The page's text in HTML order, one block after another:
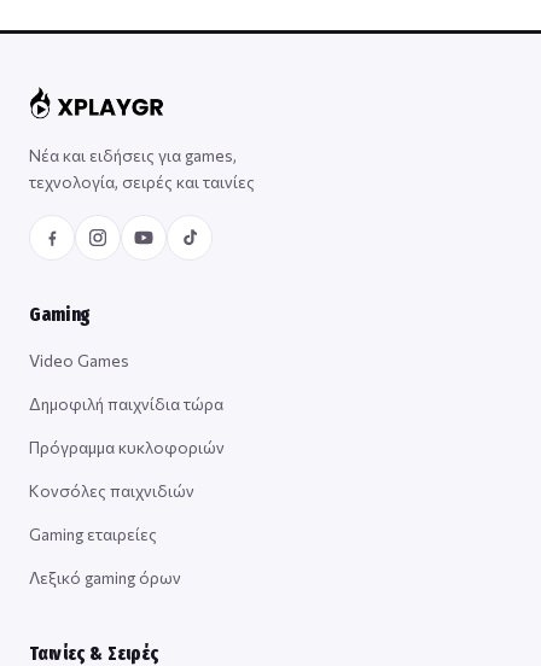
Νέα και ειδήσεις για games,
τεχνολογία, σειρές και ταινίες
Gaming
Video Games
Δημοφιλή παιχνίδια τώρα
Πρόγραμμα κυκλοφοριών
Κονσόλες παιχνιδιών
Gaming εταιρείες
Λεξικό gaming όρων
Ταινίες & Σειρές